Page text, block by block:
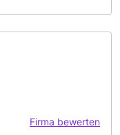
Firma bewerten